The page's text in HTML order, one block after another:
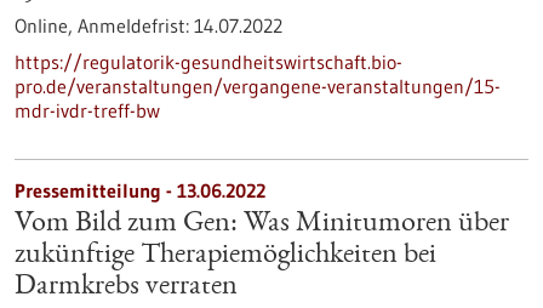
Online, Anmeldefrist: 14.07.2022
https://regulatorik-gesundheitswirtschaft.bio-
pro.de/veranstaltungen/vergangene-veranstaltungen/15-
mdr-ivdr-treff-bw
Pressemitteilung - 13.06.2022
Vom Bild zum Gen: Was Minitumoren über
zukünftige Therapiemöglichkeiten bei
Darmkrebs verraten